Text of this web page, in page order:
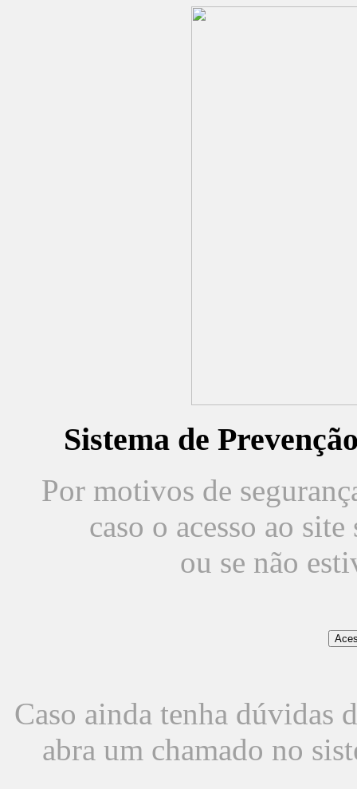
Sistema de
Por motivos de
caso o acesso ao
ou se não
Caso ainda tenha dúvidas
abra um chamado no